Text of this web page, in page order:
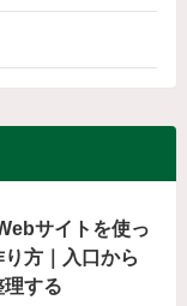
サイトを使っ
方｜入口から
する